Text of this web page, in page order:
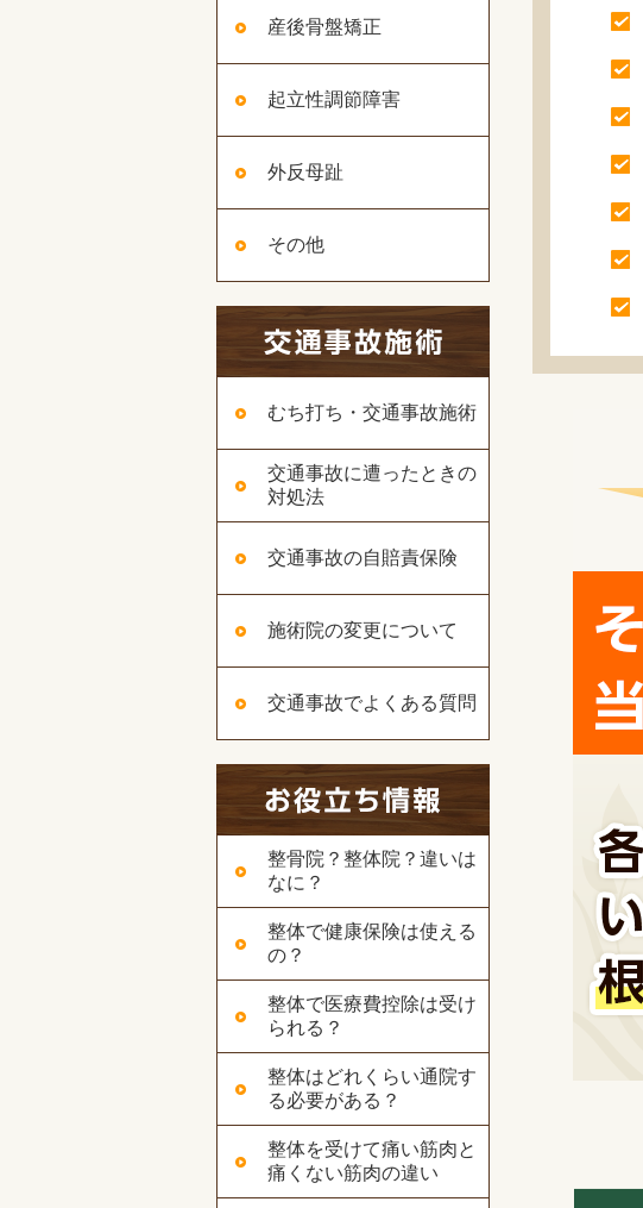
産後骨盤矯正
起立性調節障害
外反母趾
その他
むち打ち・交通事故施術
交通事故に遭ったときの
対処法
交通事故の自賠責保険
施術院の変更について
交通事故でよくある質問
整骨院？整体院？違いは
なに？
整体で健康保険は使える
の？
整体で医療費控除は受け
られる？
整体はどれくらい通院す
る必要がある？
整体を受けて痛い筋肉と
痛くない筋肉の違い